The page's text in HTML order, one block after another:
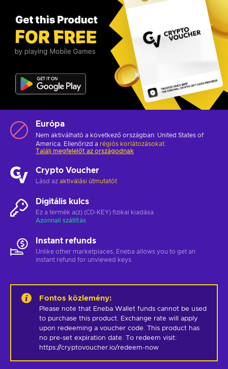
Európa
Nem aktiválható a következő országban: United States of
America. Ellenőrizd a régiós korlátozásokat
Találj megfelelőt az országodnak
Crypto Voucher
Lásd az aktiválási útmutatót
Digitális kulcs
Ez a termék a(z) (CD-KEY) fizikai kiadása
Azonnali szállítás
Instant refunds
Unlike other marketplaces, Eneba allows you to get an
instant refund for unviewed keys.
Fontos közlemény:
Please note that Eneba Wallet funds cannot be used
to purchase this product. Exchange rate will apply
upon redeeming a voucher code. This product has
no pre-set expiration date. To redeem visit:
https://cryptovoucher.io/redeem-now